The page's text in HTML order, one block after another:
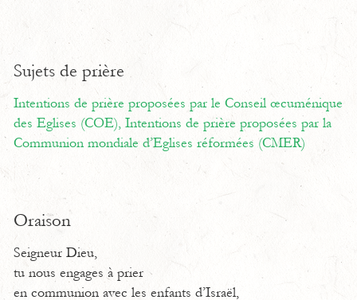
Sujets de prière
Intentions de prière proposées par le Conseil œcuménique
des Eglises (COE), Intentions de prière proposées par la
Communion mondiale d’Eglises réformées (CMER)
Oraison
Seigneur Dieu,
tu nous engages à prier
en communion avec les enfants d’Israël,